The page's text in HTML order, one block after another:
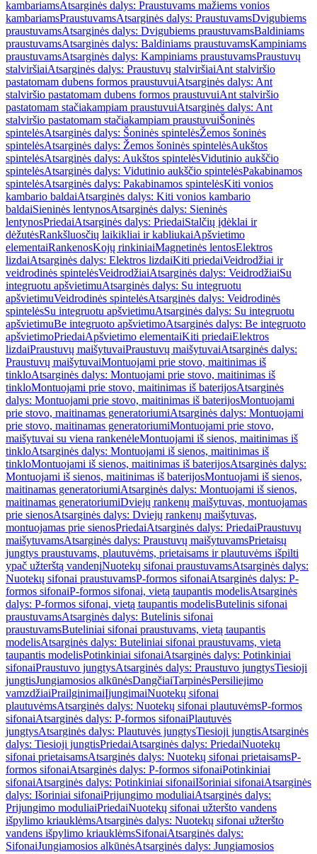
kambariamsAtsarginės dalys: Praustuvams mažiems vonios
kambariamsPraustuvamsAtsarginės dalys: PraustuvamsDvigubiems
praustuvamsAtsarginės dalys: Dvigubiems praustuvamsBaldiniams
praustuvamsAtsarginės dalys: Baldiniams praustuvamsKampiniams
praustuvamsAtsarginės dalys: Kampiniams praustuvamsPraustuvų
stalviršiaiAtsarginės dalys: Praustuvų stalviršiaiAnt stalviršio
pastatomam dubens formos praustuvuiAtsarginės dalys: Ant
stalviršio pastatomam dubens formos praustuvuiAnt stalviršio
pastatomam stačiakampiam praustuvuiAtsarginės dalys: Ant
stalviršio pastatomam stačiakampiam praustuvuiŠoninės
spintelėsAtsarginės dalys: Šoninės spintelėsŽemos šoninės
spintelėsAtsarginės dalys: Žemos šoninės spintelėsAukštos
spintelėsAtsarginės dalys: Aukštos spintelėsVidutinio aukščio
spintelėsAtsarginės dalys: Vidutinio aukščio spintelėsPakabinamos
spintelėsAtsarginės dalys: Pakabinamos spintelėsKiti vonios
kambario baldaiAtsarginės dalys: Kiti vonios kambario
baldaiSieninės lentynosAtsarginės dalys: Sieninės
lentynosPriedaiAtsarginės dalys: PriedaiStalčių įdėklai ir
dėžutėsRankšluosčių laikikliai ir kabliukaiApšvietimo
elementaiRankenosKojų rinkiniaiMagnetinės lentosElektros
lizdaiAtsarginės dalys: Elektros lizdaiKiti priedaiVeidrodžiai ir
veidrodinės spintelėsVeidrodžiaiAtsarginės dalys: VeidrodžiaiSu
integruotu apšvietimuAtsarginės dalys: Su integruotu
apšvietimuVeidrodinės spintelėsAtsarginės dalys: Veidrodinės
spintelėsSu integruotu apšvietimuAtsarginės dalys: Su integruotu
apšvietimuBe integruoto apšvietimoAtsarginės dalys: Be integruoto
apšvietimoPriedaiApšvietimo elementaiKiti priedaiElektros
lizdaiPraustuvų maišytuvaiPraustuvų maišytuvaiAtsarginės dalys:
Praustuvų maišytuvaiMontuojami prie stovo, maitinimas iš
tinkloAtsarginės dalys: Montuojami prie stovo, maitinimas iš
tinkloMontuojami prie stovo, maitinimas iš baterijosAtsarginės
dalys: Montuojami prie stovo, maitinimas iš baterijosMontuojami
prie stovo, maitinamas generatoriumiAtsarginės dalys: Montuojami
prie stovo, maitinamas generatoriumiMontuojami prie stovo,
maišytuvai su viena rankenėleMontuojami iš sienos, maitinimas iš
tinkloAtsarginės dalys: Montuojami iš sienos, maitinimas iš
tinkloMontuojami iš sienos, maitinimas iš baterijosAtsarginės dalys:
Montuojami iš sienos, maitinimas iš baterijosMontuojami iš sienos,
maitinamas generatoriumiAtsarginės dalys: Montuojami iš sienos,
maitinamas generatoriumiDviejų rankenų maišytuvas, montuojamas
prie sienosAtsarginės dalys: Dviejų rankenų maišytuvas,
montuojamas prie sienosPriedaiAtsarginės dalys: PriedaiPraustuvų
maišytuvamsAtsarginės dalys: Praustuvų maišytuvamsPrietaisų
jungtys praustuvams, plautuvėms, prietaisams ir plautuvėms išpilti
ypač užterštą vandenįNuotekų sifonai praustuvamsAtsarginės dalys:
Nuotekų sifonai praustuvamsP-formos sifonaiAtsarginės dalys: P-
formos sifonaiP-formos sifonai, vietą taupantis modelisAtsarginės
dalys: P-formos sifonai, vietą taupantis modelisButelinis sifonai
praustuvamsAtsarginės dalys: Butelinis sifonai
praustuvamsButeliniai sifonai praustuvams, vietą taupantis
modelisAtsarginės dalys: Buteliniai sifonai praustuvams, vietą
taupantis modelisPotinkiniai sifonaiAtsarginės dalys: Potinkiniai
sifonaiPraustuvo jungtysAtsarginės dalys: Praustuvo jungtysTiesioji
jungtisJungiamosios alkūnėsDangčiaiTarpinėsPersiliejimo
vamzdžiaiPrailginimaiĮjungimaiNuotekų sifonai
plautuvėmsAtsarginės dalys: Nuotekų sifonai plautuvėmsP-formos
sifonaiAtsarginės dalys: P-formos sifonaiPlautuvės
jungtysAtsarginės dalys: Plautuvės jungtysTiesioji jungtisAtsarginės
dalys: Tiesioji jungtisPriedaiAtsarginės dalys: PriedaiNuotekų
sifonai prietaisamsAtsarginės dalys: Nuotekų sifonai prietaisamsP-
formos sifonaiAtsarginės dalys: P-formos sifonaiPotinkiniai
sifonaiAtsarginės dalys: Potinkiniai sifonaiIšoriniai sifonaiAtsarginės
dalys: Išoriniai sifonaiPrijungimo moduliaiAtsarginės dalys:
Prijungimo moduliaiPriedaiNuotekų sifonai užteršto vandens
išpylimo kriauklėmsAtsarginės dalys: Nuotekų sifonai užteršto
vandens išpylimo kriauklėmsSifonaiAtsarginės dalys:
SifonaiJungiamosios alkūnėsAtsarginės dalys: Jungiamosios